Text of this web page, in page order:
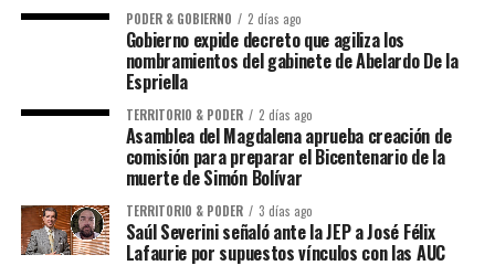
PODER & GOBIERNO 2 días ago
Gobierno expide decreto que agiliza los
nombramientos del gabinete de Abelardo De la
Espriella
TERRITORIO & PODER 2 días ago
Asamblea del Magdalena aprueba creación de
comisión para preparar el Bicentenario de la
muerte de Simón Bolívar
TERRITORIO & PODER 3 días ago
Saúl Severini señaló ante la JEP a José Félix
Lafaurie por supuestos vínculos con las AUC